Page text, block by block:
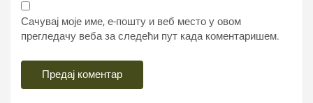
Сачувај моје име, е-пошту и веб место у овом
прегледачу веба за следећи пут када коментаришем.